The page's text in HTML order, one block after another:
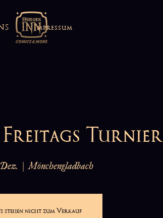
Impressum
Turnier
  |
Mönchengladbach
stehen nicht zum Verkauf